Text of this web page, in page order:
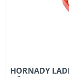
HORNADY